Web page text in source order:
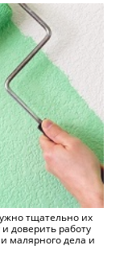
тщательно их
доверить работу
малярного дела и